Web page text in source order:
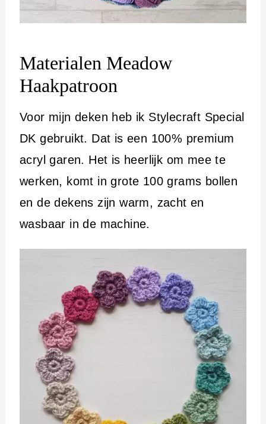
Materialen Meadow
Haakpatroon
Voor mijn deken heb ik Stylecraft Special
DK gebruikt. Dat is een 100% premium
acryl garen. Het is heerlijk om mee te
werken, komt in grote 100 grams bollen
en de dekens zijn warm, zacht en
wasbaar in de machine.